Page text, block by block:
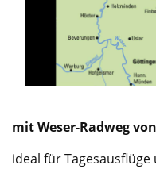
mit Weser-Radweg
ideal für